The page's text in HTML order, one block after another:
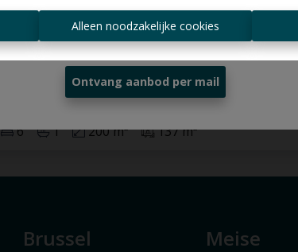
Alleen noodzakelijke cookies
2018 Antwerpen
6 1 200 m² 137 m²
Brussel Meise
Altijd als eerste op de hoogte zijn van
nieuwe aanbiedingen?
Ontvang aanbod per mail